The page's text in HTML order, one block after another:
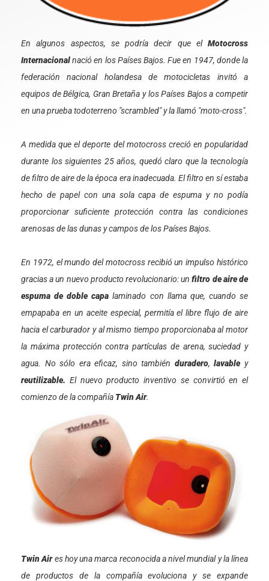
En algunos aspectos, se podría decir que el Motocross
Internacionalnació en los Países Bajos. Fue en 1947, donde la
federación nacional holandesa de motocicletas invitó a
equipos de Bélgica, Gran Bretaña y los Países Bajos a competir
en una prueba todoterreno "scrambled" y la llamó "moto-cross".
A medida que el deporte del motocross creció en popularidad
durante los siguientes 25 años, quedó claro que la tecnología
de filtro de aire de la época era inadecuada. El filtro en sí estaba
hecho de papel con una sola capa de espuma y no podía
proporcionar suficiente protección contra las condiciones
arenosas de las dunas y campos de los Países Bajos.
En 1972, el mundo del motocross recibió un impulso histórico
gracias a un nuevo producto revolucionario: unfiltro de aire de
espuma de doble capa laminado con llama que, cuando se
empapaba en un aceite especial, permitía el libre flujo de aire
hacia el carburador y al mismo tiempo proporcionaba al motor
la máxima protección contra partículas de arena, suciedad y
agua. No sólo era eficaz, sino también duradero,lavable y
reutilizable. El nuevo producto inventivo se convirtió en el
comienzo de la compañía Twin Air.
Twin Aires hoy una marca reconocida a nivel mundial y la línea
de productos de la compañía evoluciona y se expande